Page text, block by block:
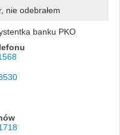
nie odebrałem
banku PKO